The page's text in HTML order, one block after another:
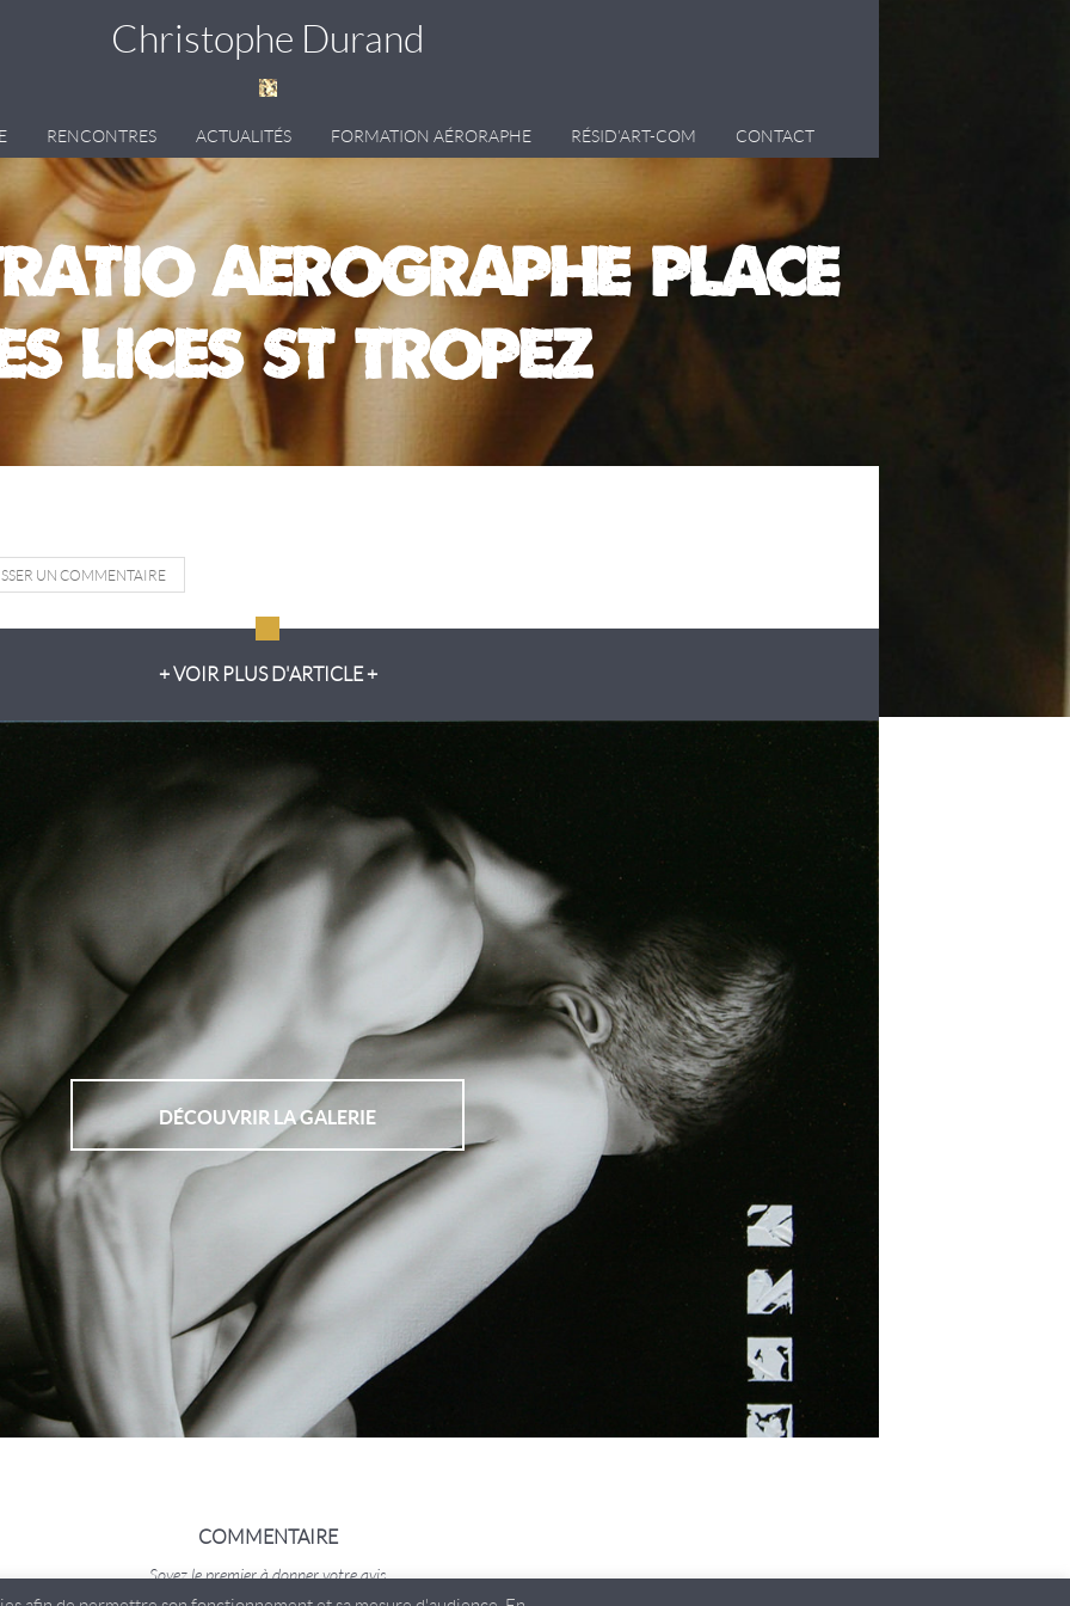
Christophe Durand
RENCONTRES ACTUALITÉS FORMATION AÉRORAPHE RÉSID’ART-COM CONTACT
AEROGRAPHE Place
lices ST TROPEZ
UN COMMENTAIRE
+ VOIR PLUS D'ARTICLE +
DÉCOUVRIR LA GALERIE
COMMENTAIRE
Soyez le premier à donner votre avis